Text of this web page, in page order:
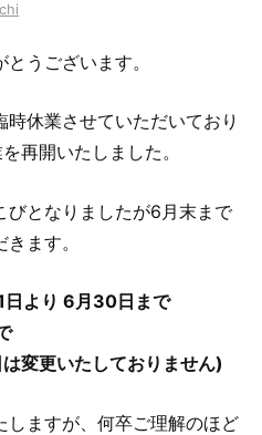
合わせ
うございます。
休業させていただいており
再開いたしました。
びとなりましたが6月末まで
ます。
より 6月30日まで
変更いたしておりません)
しますが、何卒ご理解のほど